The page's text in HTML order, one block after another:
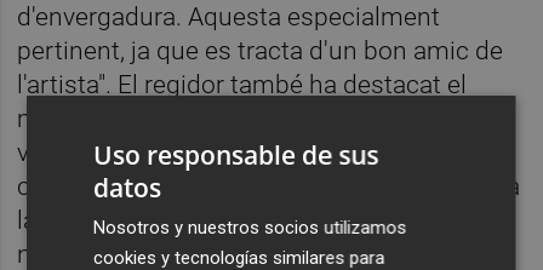
d'envergadura. Aquesta especialment
pertinent, ja que es tracta d'un bon amic de
l'artista". El regidor també ha destacat el
mèrit de la tècnica de Sorlí, recalcant que "ja
valdria la pena que tots els que ens
considerem autodidactes d'alguna disciplina
la poguérem acabar assolint amb el seu
nivell: aquesta és una mostra prolífera en
Uso responsable de sus
datos
Nosotros y nuestros socios utilizamos
cookies y tecnologías similares para